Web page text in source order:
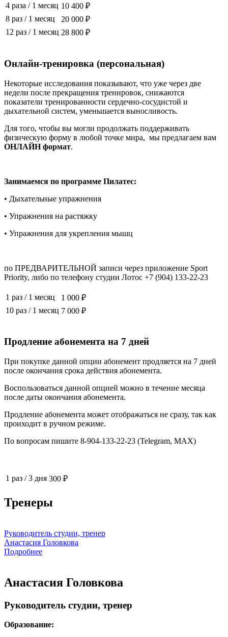
4 раза / 1 месяц 10 400 ₽
8 раз / 1 месяц
20 000 ₽
12 раз / 1 месяц 28 800 ₽
Онлайн-тренировка (персональная)
Некоторые исследования показывают, что уже через две
недели после прекращения тренировок, снижаются
показатели тренированности сердечно-сосудистой и
дыхательной систем, уменьшается выносливость.
Для того, чтобы вы могли продолжать поддерживать
физическую форму в любой точке мира, мы предлагаем вам
ОНЛАЙН формат.
Занимаемся по программе Пилатес:
• Дыхательные упражнения
• Упражнения на растяжку
• Упражнения для укрепления мышц
по ПРЕДВАРИТЕЛЬНОЙ записи через приложение Sport
Priority, либо по телефону студии Лотос +7 (904) 133-22-23
1 раз / 1 месяц
1 000 ₽
10 раз / 1 месяц 7 000 ₽
Продление абонемента на 7 дней
При покупке данной опции абонемент продляется на 7 дней
после окончания срока действия абонемента.
Воспользоваться данной опцией можно в течение месяца
после даты окончания абонемента.
Продление абонемента может отображаться не сразу, так как
проиходит в ручном режиме.
По вопросам пишите 8-904-133-22-23 (Telegram, МАХ)
1 раз /3 дня 300 ₽
Тренеры
Руководитель студии, тренер
Анастасия Головкова
Подробнее
Анастасия Головкова
Руководитель студии, тренер
Образование: